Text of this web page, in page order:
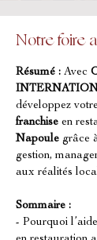
Notre foire
Résumé : Avec
développez votre
franchise en
Napoule grâce
gestion,
aux réalités
Sommaire :
- Pourquoi